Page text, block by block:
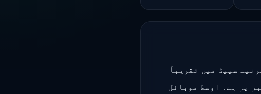
سپیڈ میں تقریباً
فکسڈ براڈ بینڈ میں تقریباً 90 ویں نمبر پر ہے۔ اوسط موبائل